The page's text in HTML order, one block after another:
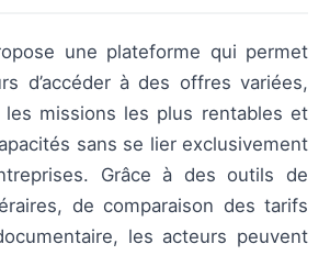
une plateforme qui permet
d’accéder à des offres variées,
missions les plus rentables et
sans se lier exclusivement
Grâce à des outils de
de comparaison des tarifs
les acteurs peuvent